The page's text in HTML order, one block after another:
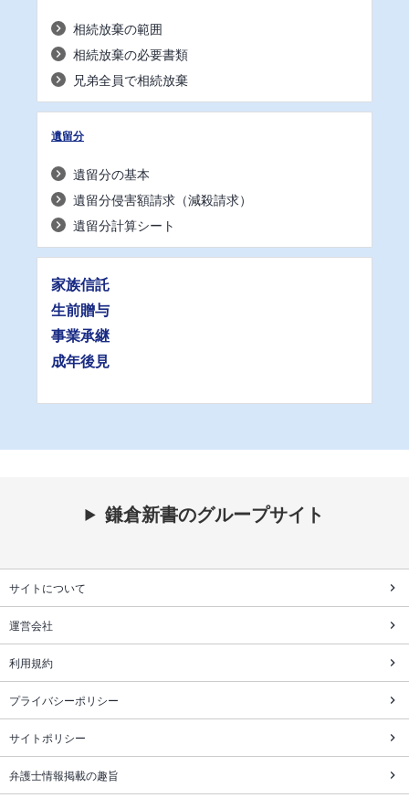
相続放棄の範囲
相続放棄の必要書類
兄弟全員で相続放棄
遺留分
遺留分の基本
遺留分侵害額請求（減殺請求）
遺留分計算シート
家族信託
生前贈与
事業承継
成年後見
鎌倉新書のグループサイト
サイトについて
運営会社
利用規約
プライバシーポリシー
サイトポリシー
弁護士情報掲載の趣旨